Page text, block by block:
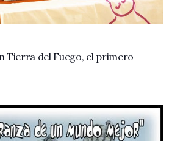
Tierra del Fuego, el primero